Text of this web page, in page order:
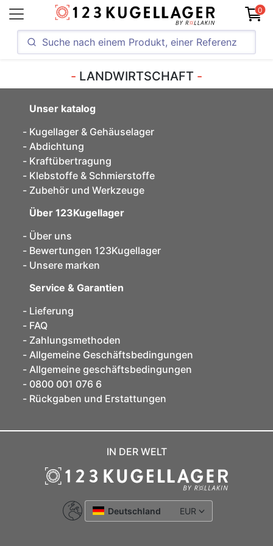
0
LANDWIRTSCHAFT
Unser katalog
Kugellager & Gehäuselager
Abdichtung
Kraftübertragung
Klebstoffe & Schmierstoffe
Zubehör und Werkzeuge
Über 123Kugellager
Über uns
Bewertungen 123Kugellager
Unsere marken
Service & Garantien
Lieferung
FAQ
Zahlungsmethoden
Allgemeine Geschäftsbedingungen
Allgemeine geschäftsbedingungen
0800 001 076 6
Rückgaben und Erstattungen
IN DER WELT
Deutschland EUR